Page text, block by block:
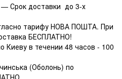
Срок доставки до 3-х
тарифу НОВА ПОШТА. При
БЕСПЛАТНО!
Киеву в течении 48 часов - 100
(Оболонь) по